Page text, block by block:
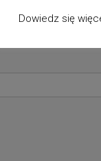
Dowiedz się